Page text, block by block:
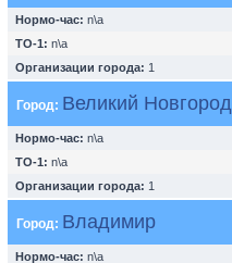
Нормо-час: n\a
ТО-1: n\a
Организации города: 1
Город: Великий Новгород
Нормо-час: n\a
ТО-1: n\a
Организации города: 1
Город: Владимир
Нормо-час: n\a